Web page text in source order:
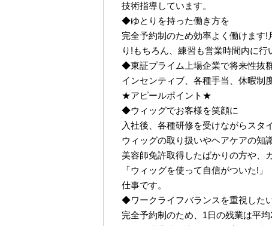
技術指導しています。
◆ゆとりを持った働き方を
完全予約制のため効率よく働けます!
り!もちろん、練習も営業時間内に行
◆東証プライム上場企業で将来性抜
インセンティブ、各種手当、休暇制
★アピールポイント★
◆ウィッグでお客様を笑顔に
入社後、各種研修を受けながらスタ
ウィッグの取り扱いやヘアケアの知
美容師免許取得したばかりの方や、
「ウィッグを使って自信がついた!
仕事です。
◆ワークライフバランスを重視した
完全予約制のため、1日の残業は平均